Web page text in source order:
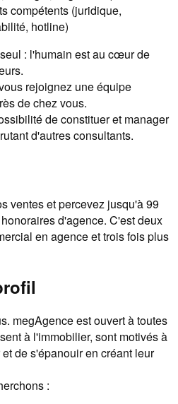
compétents (juridique,
hotline)
: l'humain est au cœur de
rejoignez une équipe
de chez vous.
de constituer et manager
d'autres consultants.
ventes et percevez jusqu'à 99
d'agence. C'est deux
en agence et trois fois plus
megAgence est ouvert à toutes
à l'immobilier, sont motivés à
de s'épanouir en créant leur
: